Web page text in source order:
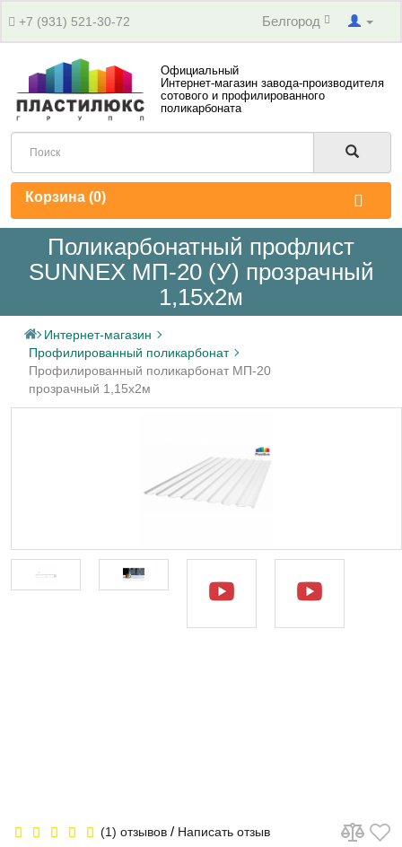
+7 (931) 521-30-72 Белгород
Официальный
Интернет-магазин завода-производителя
сотового и профилированного
поликарбоната
Корзина (0)
Поликарбонатный профлист
SUNNEX МП-20 (У) прозрачный
1,15х2м
Интернет-магазин
Профилированный поликарбонат
Профилированный поликарбонат МП-20
прозрачный 1,15х2м
(1) отзывов / Написать отзыв